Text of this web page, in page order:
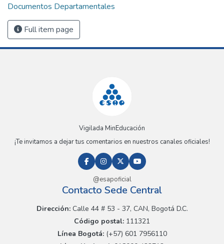
Documentos Departamentales
Full item page
Vigilada MinEducación
¡Te invitamos a dejar tus comentarios en nuestros canales oficiales!
@esapoficial
Contacto Sede Central
Dirección:Calle 44 # 53 - 37, CAN, Bogotá D.C.
Código postal: 111321
Línea Bogotá:(+57) 601 7956110